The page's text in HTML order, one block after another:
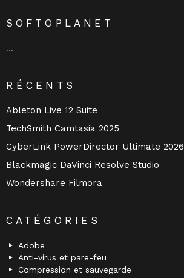
SOFTOPLANET
…
RÉCENTS
Ableton Live 12 Suite
TechSmith Camtasia 2025
CyberLink PowerDirector Ultimate 2026
Blackmagic DaVinci Resolve Studio
Wondershare Filmora
CATÉGORIES
Adobe
Anti-virus et pare-feu
Compression et sauvegarde